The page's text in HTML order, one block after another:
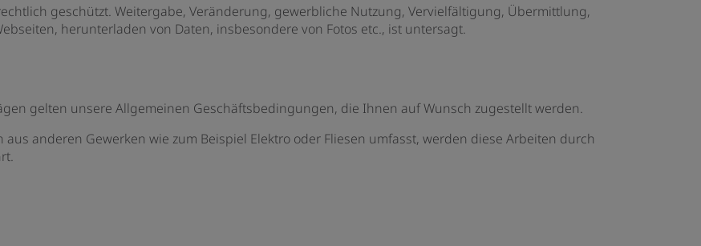
geschützt. Weitergabe, Veränderung, gewerbliche Nutzung, Vervielfältigung, Übermittlung,
herunterladen von Daten, insbesondere von Fotos etc., ist untersagt.
gelten unsere Allgemeinen Geschäftsbedingungen, die Ihnen auf Wunsch zugestellt werden.
anderen Gewerken wie zum Beispiel Elektro oder Fliesen umfasst, werden diese Arbeiten durch